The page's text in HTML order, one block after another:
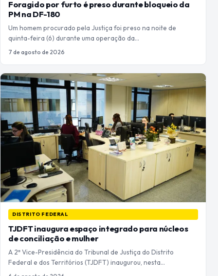
Foragido por furto é preso durante bloqueio da
PM na DF-180
Um homem procurado pela Justiça foi preso na noite de
quinta-feira (6) durante uma operação da…
7 de agosto de 2026
DISTRITO FEDERAL
TJDFT inaugura espaço integrado para núcleos
de conciliação e mulher
A 2ª Vice-Presidência do Tribunal de Justiça do Distrito
Federal e dos Territórios (TJDFT) inaugurou, nesta…